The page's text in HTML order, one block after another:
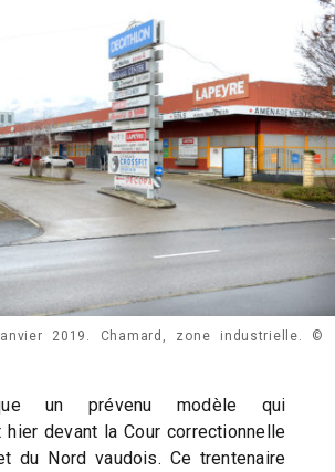
2019. Chamard, zone industrielle. ©
un prévenu modèle qui
hier devant la Cour correctionnelle
du Nord vaudois. Ce trentenaire